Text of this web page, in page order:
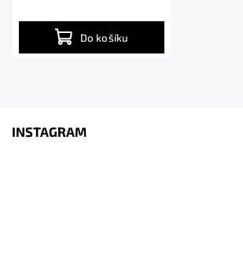
Do košíku
INSTAGRAM